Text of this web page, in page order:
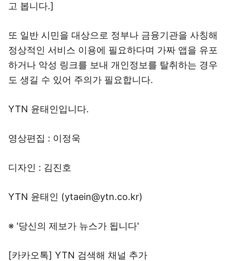
고 봅니다.]
또 일반 시민을 대상으로 정부나 금융기관을 사칭해
정상적인 서비스 이용에 필요하다며 가짜 앱을 유포
하거나 악성 링크를 보내 개인정보를 탈취하는 경우
도 생길 수 있어 주의가 필요합니다.
YTN 윤태인입니다.
영상편집 : 이정욱
디자인 : 김진호
YTN 윤태인 (ytaein@ytn.co.kr)
※ '당신의 제보가 뉴스가 됩니다'
[카카오톡] YTN 검색해 채널 추가